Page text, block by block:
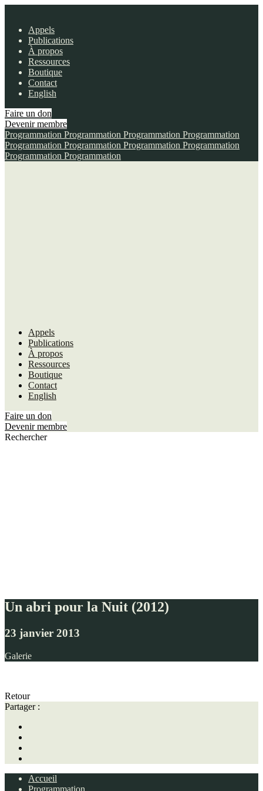
Appels
Publications
À propos
Ressources
Boutique
Contact
English
Faire un don
Devenir membre
Programmation Programmation Programmation Programmation
Programmation Programmation Programmation Programmation
Programmation Programmation
Appels
Publications
À propos
Ressources
Boutique
Contact
English
Faire un don
Devenir membre
Rechercher
Un abri pour la Nuit (2012)
23 janvier 2013
Galerie
Retour
Partager :
Accueil
Programmation